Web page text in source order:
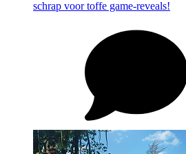
schrap voor toffe game-reveals!